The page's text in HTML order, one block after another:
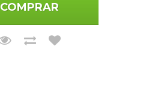
COMPRAR